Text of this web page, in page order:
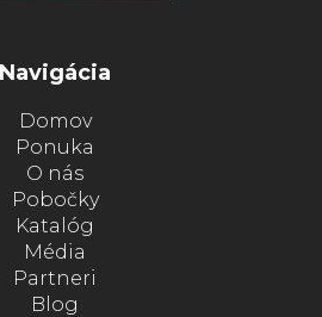
Navigácia
Domov
Ponuka
O nás
Pobočky
Katalóg
Média
Partneri
Blog